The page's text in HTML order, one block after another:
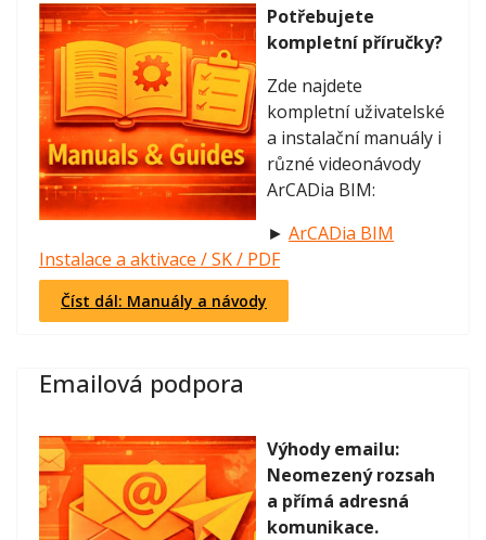
Potřebujete
kompletní příručky?
Zde najdete
kompletní uživatelské
a instalační manuály i
různé videonávody
ArCADia BIM:
► ArCADia BIM
Instalace a aktivace / SK / PDF
Číst dál: Manuály a návody
Emailová podpora
Výhody emailu:
Neomezený rozsah
a přímá adresná
komunikace.